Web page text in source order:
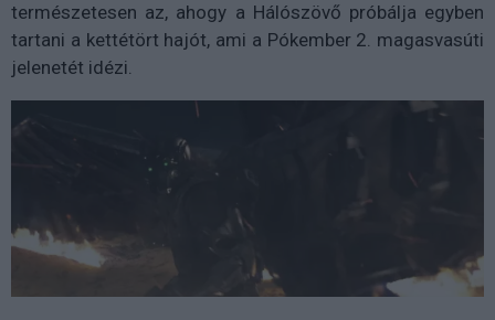
természetesen az, ahogy a Hálószövő próbálja egyben
tartani a kettétört hajót, ami a Pókember 2. magasvasúti
jelenetét idézi.